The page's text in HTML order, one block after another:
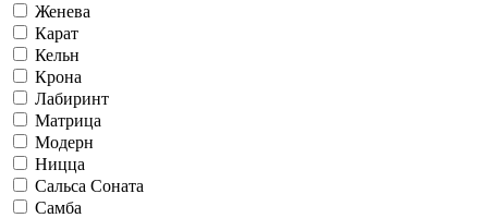
Женева
Карат
Кельн
Крона
Лабиринт
Матрица
Модерн
Ницца
Сальса Соната
Самба